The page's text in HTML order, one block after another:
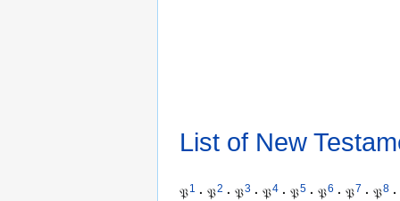
List of New
𝔓1 · 𝔓2 · 𝔓3 · 𝔓4 · 𝔓5 · 𝔓6 · 𝔓7 · 𝔓8 ·